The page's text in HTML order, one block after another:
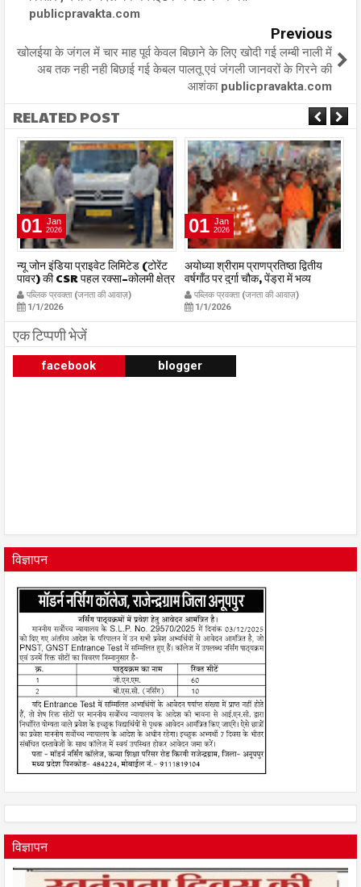
publicpravakta.com
Previous
खोलईया के जंगल में चार माह पूर्व केवल बिछाने के लिए खोदी गई लम्बी नाली में
अब तक नही नही बिछाई गई केबल पालतू एवं जंगली जानवरों के गिरने की
आशंका publicpravakta.com
RELATED POST
01 Jan
2026
न्यू जोन इंडिया प्राइवेट लिमिटेड (टोरेंट
पावर) की CSR पहल रक्सा–कोलमी क्षेत्र
में चलित अस्पताल एम्बुलेंस सेवा का
शुभारंभ publicpravakta.com
पब्लिक प्रवक्ता (जनता की आवाज़)
1/1/2026
01 Jan
2026
अयोध्या श्रीराम प्राणप्रतिष्ठा द्वितीय
वर्षगाँठ पर दुर्गा चौक, पेंड्रा में भव्य
महाआरती सम्पन्न
publicpravakta.com
पब्लिक प्रवक्ता (जनता की आवाज़)
1/1/2026
एक टिप्पणी भेजें
facebook blogger
विज्ञापन
विज्ञापन